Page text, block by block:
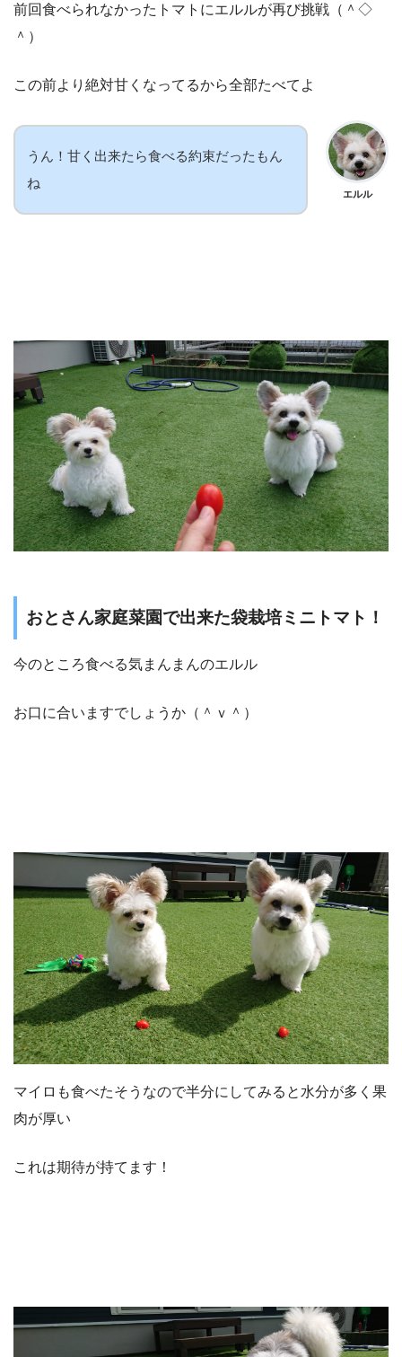
前回食べられなかったトマトにエルルが再び挑戦（＾◇
＾）
この前より絶対甘くなってるから全部たべてよ
エルル
うん！甘く出来たら食べる約束だったもん
ね
おとさん家庭菜園で出来た袋栽培ミニトマト！
今のところ食べる気まんまんのエルル
お口に合いますでしょうか（＾ｖ＾）
マイロも食べたそうなので半分にしてみると水分が多く果
肉が厚い
これは期待が持てます！